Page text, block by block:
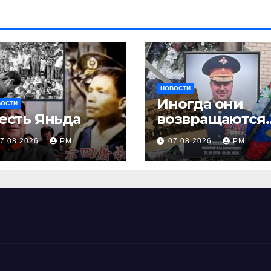
Яньда
РМ
НОВОСТИ
Иногда они
Или не
возвращаются
07.08.2026 РМ